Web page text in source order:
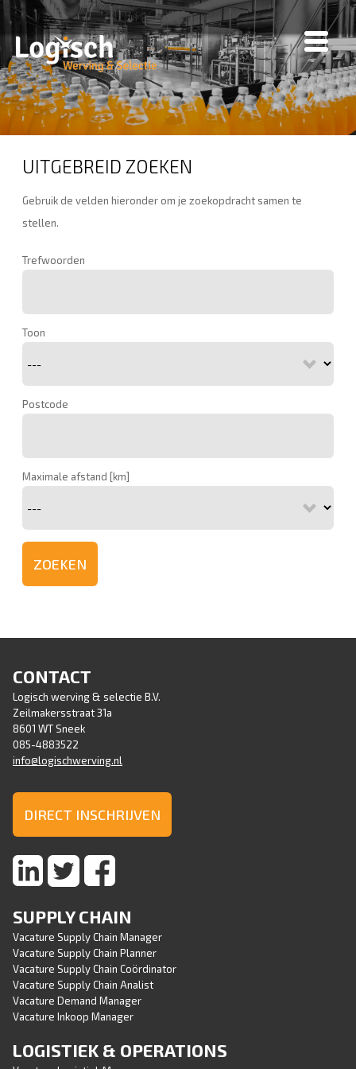
UITGEBREID ZOEKEN
Gebruik de velden hieronder om je zoekopdracht samen te
stellen.
Trefwoorden
Toon
Postcode
Maximale afstand [km]
CONTACT
Logisch werving & selectie B.V.
Zeilmakersstraat 31a
8601 WT Sneek
085-4883522
info@logischwerving.nl
DIRECT INSCHRIJVEN
SUPPLY CHAIN
Vacature Supply Chain Manager
Vacature Supply Chain Planner
Vacature Supply Chain Coördinator
Vacature Supply Chain Analist
Vacature Demand Manager
Vacature Inkoop Manager
LOGISTIEK & OPERATIONS